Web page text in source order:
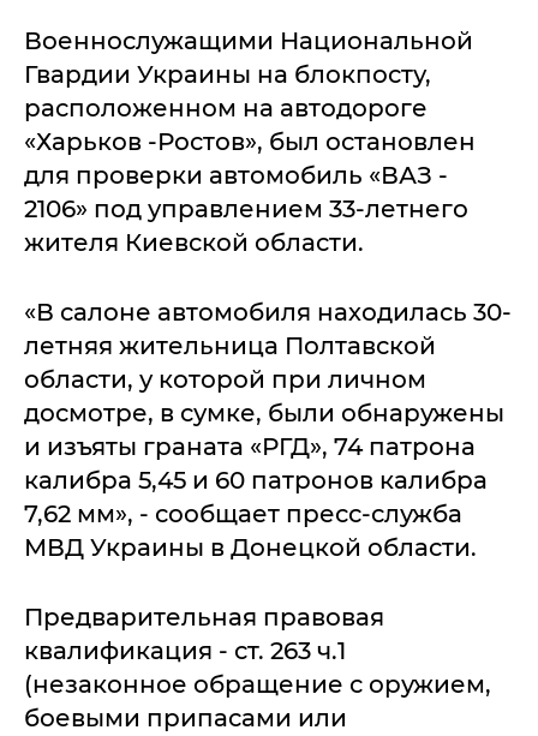
Военнослужащими Национальной
Гвардии Украины на блокпосту,
расположенном на автодороге
«Харьков -Ростов», был остановлен
для проверки автомобиль «ВАЗ -
2106» под управлением 33-летнего
жителя Киевской области.
«В салоне автомобиля находилась 30-
летняя жительница Полтавской
области, у которой при личном
досмотре, в сумке, были обнаружены
и изъяты граната «РГД», 74 патрона
калибра 5,45 и 60 патронов калибра
7,62 мм», - сообщает пресс-служба
МВД Украины в Донецкой области.
Предварительная правовая
квалификация - ст. 263 ч.1
(незаконное обращение с оружием,
боевыми припасами или